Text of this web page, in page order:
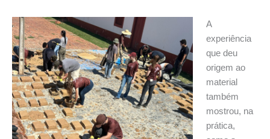
A
experiência
que deu
origem ao
material
também
mostrou, na
prática,